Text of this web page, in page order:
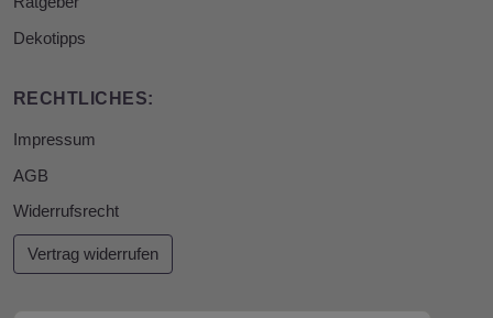
Dekotipps
RECHTLICHES:
Impressum
AGB
Widerrufsrecht
Vertrag widerrufen